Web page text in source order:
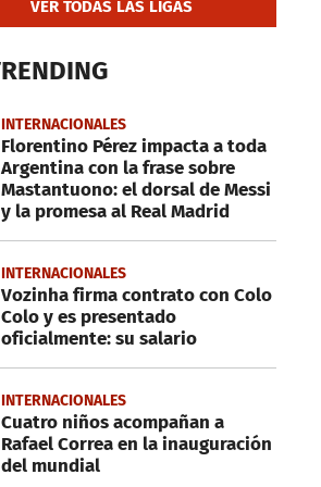
VER TODAS LAS LIGAS
INTERNACIONALES
Florentino Pérez impacta a toda
Argentina con la frase sobre
Mastantuono: el dorsal de Messi
y la promesa al Real Madrid
INTERNACIONALES
Vozinha firma contrato con Colo
Colo y es presentado
oficialmente: su salario
INTERNACIONALES
Cuatro niños acompañan a
Rafael Correa en la inauguración
del mundial